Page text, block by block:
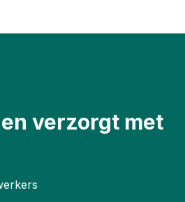
verzorgt met